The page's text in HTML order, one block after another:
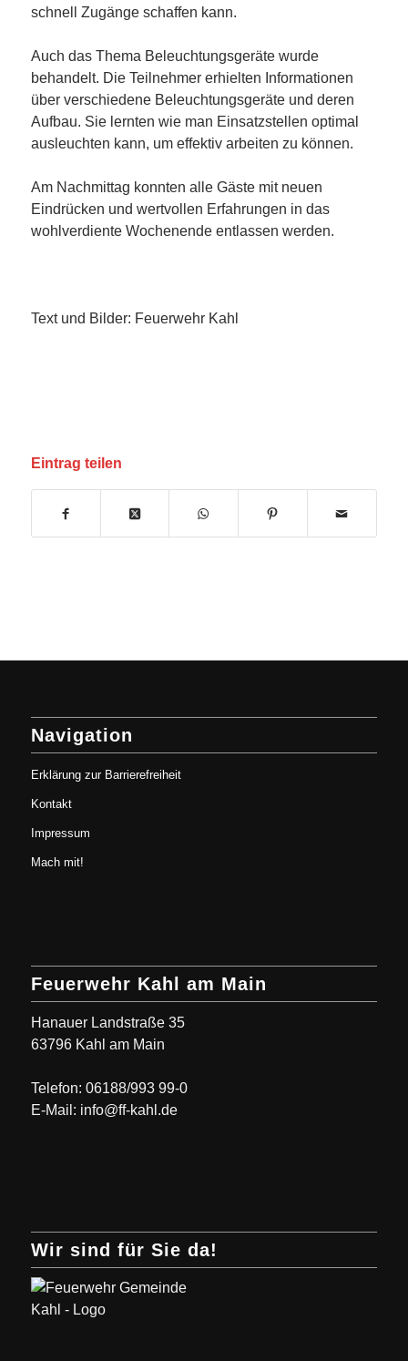
schnell Zugänge schaffen kann.
Auch das Thema Beleuchtungsgeräte wurde
behandelt. Die Teilnehmer erhielten Informationen
über verschiedene Beleuchtungsgeräte und deren
Aufbau. Sie lernten wie man Einsatzstellen optimal
ausleuchten kann, um effektiv arbeiten zu können.
Am Nachmittag konnten alle Gäste mit neuen
Eindrücken und wertvollen Erfahrungen in das
wohlverdiente Wochenende entlassen werden.
Text und Bilder: Feuerwehr Kahl
Eintrag teilen
Navigation
Erklärung zur Barrierefreiheit
Kontakt
Impressum
Mach mit!
Feuerwehr Kahl am Main
Hanauer Landstraße 35
63796 Kahl am Main
Telefon: 06188/993 99-0
E-Mail: info@ff-kahl.de
Wir sind für Sie da!